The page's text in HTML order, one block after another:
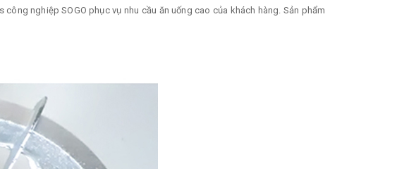
nghiệp SOGO phục vụ nhu cầu ăn uống cao của khách hàng. Sản phẩm